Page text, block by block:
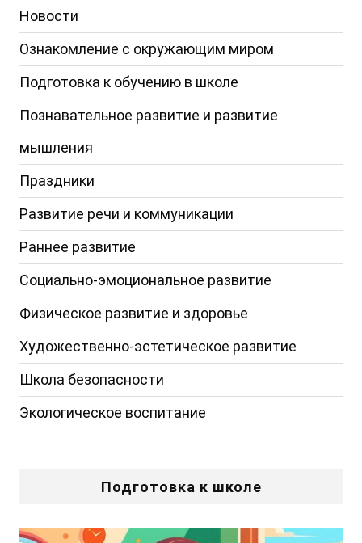
Новости
Ознакомление с окружающим миром
Подготовка к обучению в школе
Познавательное развитие и развитие
мышления
Праздники
Развитие речи и коммуникации
Раннее развитие
Социально-эмоциональное развитие
Физическое развитие и здоровье
Художественно-эстетическое развитие
Школа безопасности
Экологическое воспитание
Подготовка к школе